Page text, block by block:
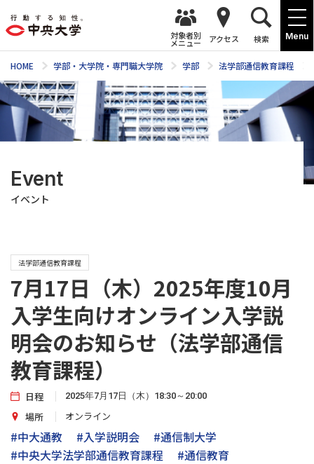
Menu
対象者別
メニュー アクセス 検索
HOME 学部・大学院・専門職大学院 学部 法学部通信教育課程
Event
イベント
法学部通信教育課程
7月17日（木）2025年度10月
入学生向けオンライン入学説
明会のお知らせ（法学部通信
教育課程）
日程 2025年7月17日（木）18:30～20:00
場所 オンライン
#中大通教 #入学説明会
#通信制大学
#中央大学法学部通信教育課程
#通信教育